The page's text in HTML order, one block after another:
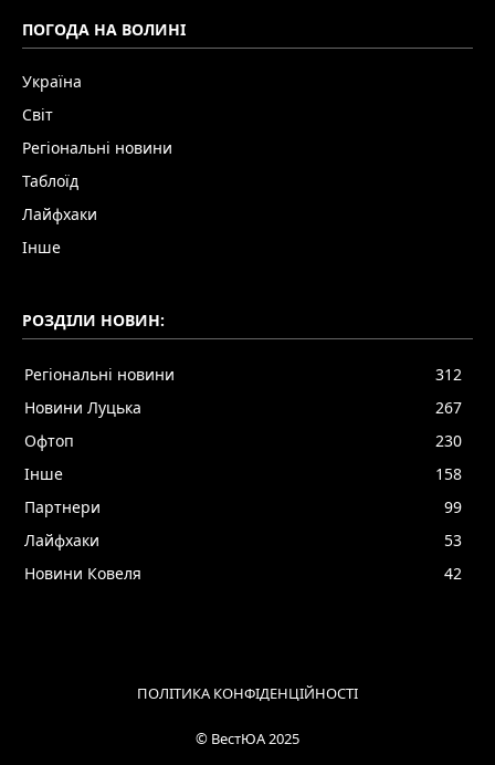
ПОГОДА НА ВОЛИНІ
Україна
Світ
Регіональні новини
Таблоїд
Лайфхаки
Інше
РОЗДІЛИ НОВИН:
Регіональні новини
312
Новини Луцька
267
Офтоп
230
Інше
158
Партнери
99
Лайфхаки
53
Новини Ковеля
42
ПОЛІТИКА КОНФІДЕНЦІЙНОСТІ
© ВестЮА 2025